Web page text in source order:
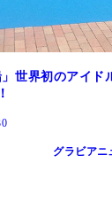
」世界初のアイ
グラビアニ